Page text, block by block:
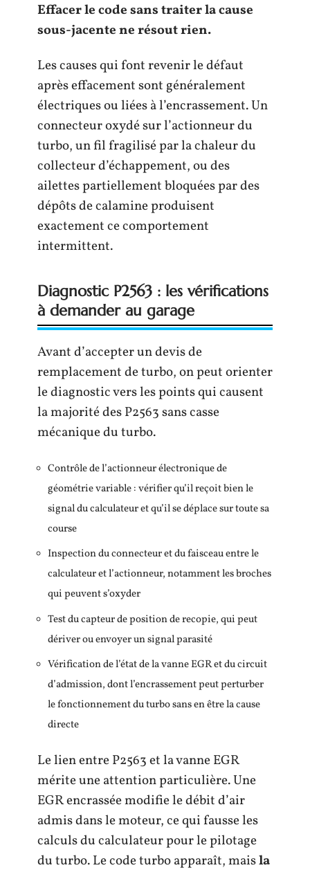
Effacer le code sans traiter la cause
sous-jacente ne résout rien.
Les causes qui font revenir le défaut
après effacement sont généralement
électriques ou liées à l’encrassement. Un
connecteur oxydé sur l’actionneur du
turbo, un fil fragilisé par la chaleur du
collecteur d’échappement, ou des
ailettes partiellement bloquées par des
dépôts de calamine produisent
exactement ce comportement
intermittent.
Diagnostic P2563 : les vérifications
à demander au garage
Avant d’accepter un devis de
remplacement de turbo, on peut orienter
le diagnostic vers les points qui causent
la majorité des P2563 sans casse
mécanique du turbo.
Contrôle de l’actionneur électronique de
géométrie variable : vérifier qu’il reçoit bien le
signal du calculateur et qu’il se déplace sur toute sa
course
Inspection du connecteur et du faisceau entre le
calculateur et l’actionneur, notamment les broches
qui peuvent s’oxyder
Test du capteur de position de recopie, qui peut
dériver ou envoyer un signal parasité
Vérification de l’état de la vanne EGR et du circuit
d’admission, dont l’encrassement peut perturber
le fonctionnement du turbo sans en être la cause
directe
Le lien entre P2563 et la vanne EGR
mérite une attention particulière. Une
EGR encrassée modifie le débit d’air
admis dans le moteur, ce qui fausse les
calculs du calculateur pour le pilotage
du turbo. Le code turbo apparaît, maisla